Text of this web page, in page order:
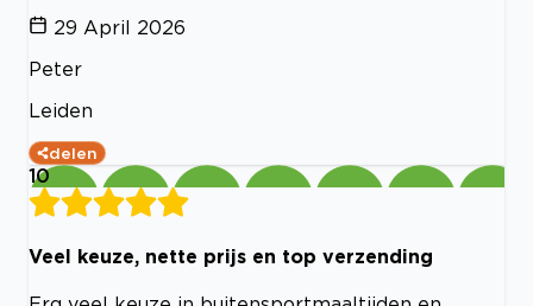
29 April 2026
Peter
Leiden
delen
10
Veel keuze, nette prijs en top verzending